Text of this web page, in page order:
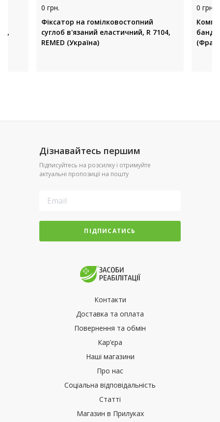
0 грн.
Фіксатор на гомілковостопний
суглоб в'язаний еластичний, R 7104,
REMED (Україна)
0 грн.
Дізнавайтесь першим
Підписуйтесь на розсилку і отримуйте
актуальні пропозиції на пошту
ПІДПИСАТИСЬ
Контакти
Доставка та оплата
Повернення та обмін
Кар’єра
Наші магазини
Про нас
Соціальна відповідальність
Статті
Магазин в Прилуках